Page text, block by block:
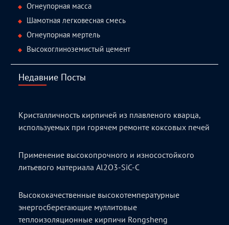
Огнеупорная масса
Шамотная легковесная смесь
Огнеупорная мертель
Высокоглиноземистый цемент
Недавние Посты
Кристалличность кирпичей из плавленого кварца,
используемых при горячем ремонте коксовых печей
Применение высокопрочного и износостойкого
литьевого материала Al2O3-SiC-C
Высококачественные высокотемпературные
энергосберегающие муллитовые
теплоизоляционные кирпичи Rongsheng